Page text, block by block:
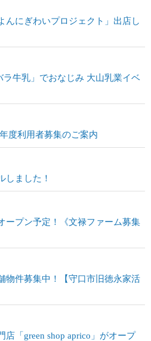
んにぎわいプロジェクト」出店し
ラ牛乳」でおなじみ 大山乳業イベ
度利用者募集のご案内
しました！
ープン予定！《文禄ファーム募集
物件募集中！【守口市旧徳永家活
店「green shop aprico」がオープ